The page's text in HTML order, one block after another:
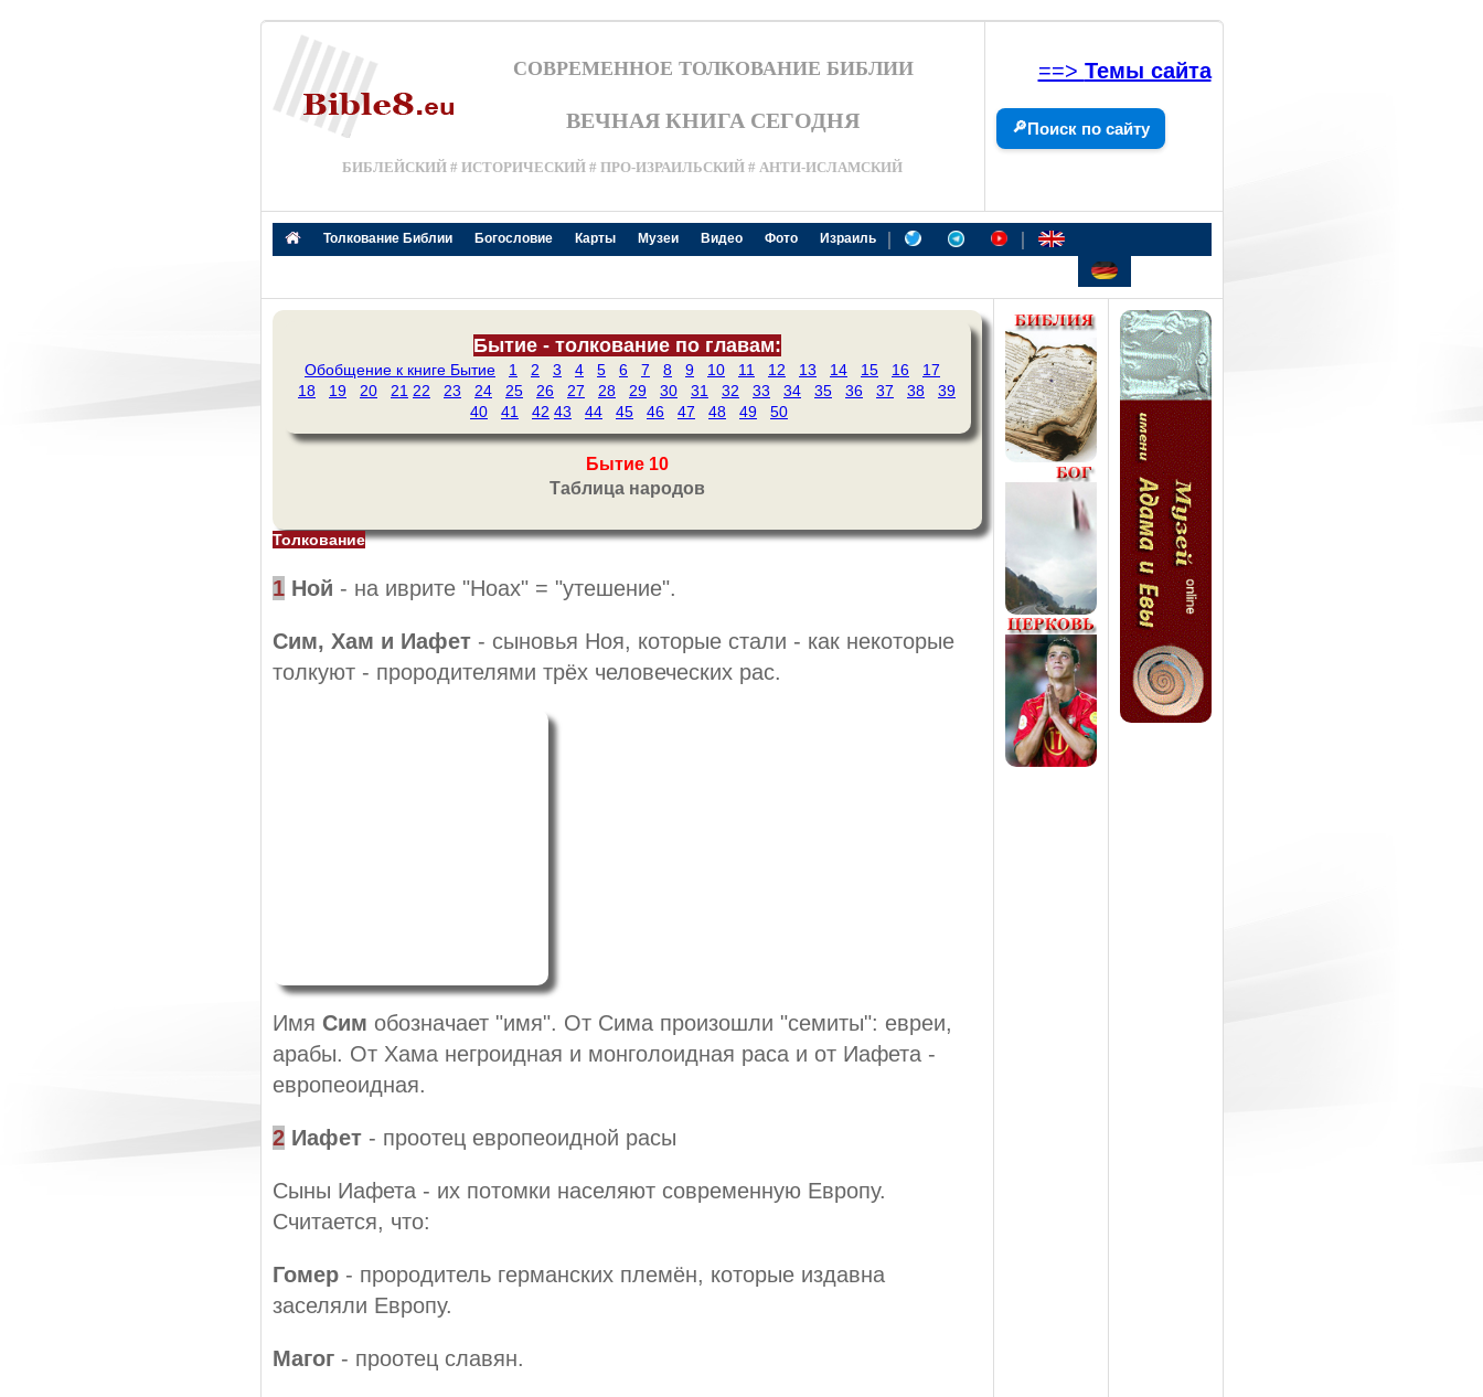
СОВРЕМЕННОЕ ТОЛКОВАНИЕ БИБЛИИ
ВЕЧНАЯ КНИГА СЕГОДНЯ
БИБЛЕЙСКИЙ # ИСТОРИЧЕСКИЙ # ПРО-ИЗРАИЛЬСКИЙ # АНТИ-ИСЛАМСКИЙ
==> Темы сайта
🔎Поиск по сайту
Толкование Библии Богословие Карты Музеи Видео Фото Израиль | |
Бытие - толкование по главам:
Обобщение к книге Бытие 1 2 3 4 5 6 7 8 9 10 11 12 13 14 15 16
17
18
19 20 21 22 23 24 25 26 27 28 29 30 31 32 33 34 35 36 37 38
39
40
41 42 43 44 45 46 47 48 49 50
Бытие 10
Таблица народов
Толкование
1 Ной - на иврите "Ноах" = "утешение".
Сим, Хам и Иафет- сыновья Ноя, которые стали - как некоторые
толкуют - прородителями трёх человеческих рас.
Имя Сим обозначает "имя". От Сима произошли "семиты": евреи,
арабы. От Хама негроидная и монголоидная раса и от Иафета -
европеоидная.
2 Иафет- проотец европеоидной расы
Сыны Иафета - их потомки населяют современную Европу.
Считается, что:
Гомер- прородитель германских племён, которые издавна
заселяли Европу.
Магог- проотец славян.